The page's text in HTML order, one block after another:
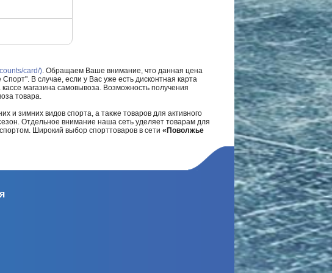
card/). Обращаем Ваше внимание, что данная цена
В случае, если у Вас уже есть дисконтная карта
магазина самовывоза. Возможность получения
товара.
и зимних видов спорта, а также товаров для активного
Отдельное внимание наша сеть уделяет товарам для
Широкий выбор спорттоваров в сети «Поволжье